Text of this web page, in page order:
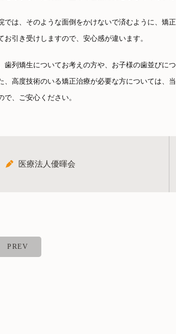
では、そのような面倒をかけないで済むように、矯
お引き受けしますので、安心感が違います。
歯列矯生についてお考えの方や、お子様の歯並びに
、高度技術のいる矯正治療が必要な方については、
で、ご安心ください。
医療法人優暉会
PREV